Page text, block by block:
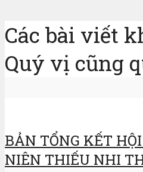
Các bài viết
Quý vị cũng
BẢN TỔNG KẾT
NIÊN THIẾU NHI